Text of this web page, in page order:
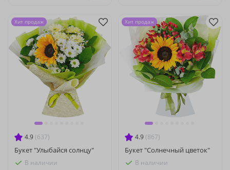
4.9 (637)
Букет "Улыбайся солнцу"
В наличии
Хит продаж
4.9 (867)
Букет "Солнечный цветок"
В наличии
Хит продаж